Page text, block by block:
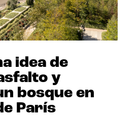
idea de
y
bosque en
París